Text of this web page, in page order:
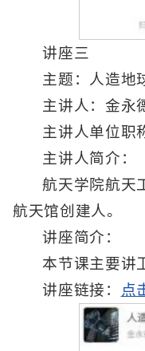
讲座三
主题：人造地
主讲人：金永
主讲人单位职
主讲人简介：
航天学院航天
航天馆创建人。
讲座简介：
本节课主要讲
讲座链接：
点